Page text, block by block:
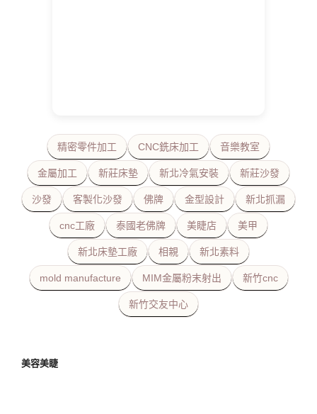
精密零件加工 CNC銑床加工 音樂教室
金屬加工 新莊床墊 新北冷氣安裝 新莊沙發
沙發 客製化沙發 佛牌 金型設計 新北抓漏
cnc工廠 泰國老佛牌 美睫店 美甲
新北床墊工廠 相親 新北素料
mold manufacture MIM金屬粉末射出 新竹cnc
新竹交友中心
美容美睫